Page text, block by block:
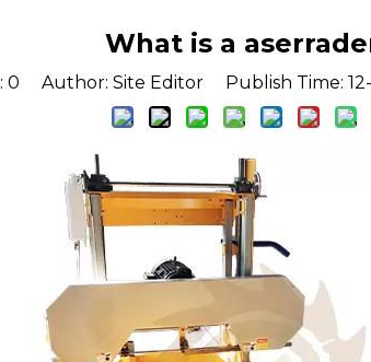
What is a
0 Author: Site Editor Publish Time: